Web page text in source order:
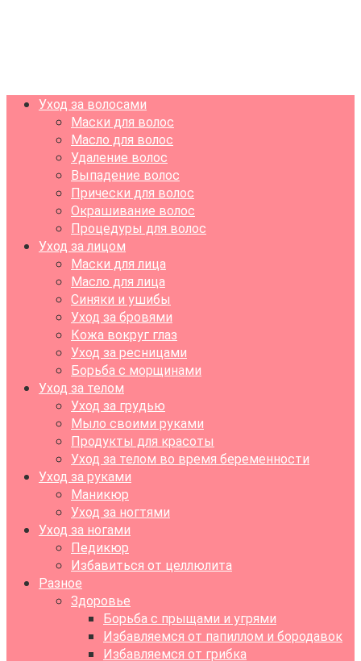
Уход за волосами
Маски для волос
Масло для волос
Удаление волос
Выпадение волос
Прически для волос
Окрашивание волос
Процедуры для волос
Уход за лицом
Маски для лица
Масло для лица
Синяки и ушибы
Уход за бровями
Кожа вокруг глаз
Уход за ресницами
Борьба с морщинами
Уход за телом
Уход за грудью
Мыло своими руками
Продукты для красоты
Уход за телом во время беременности
Уход за руками
Маникюр
Уход за ногтями
Уход за ногами
Педикюр
Избавиться от целлюлита
Разное
Здоровье
Борьба с прыщами и угрями
Избавляемся от папиллом и бородавок
Избавляемся от грибка